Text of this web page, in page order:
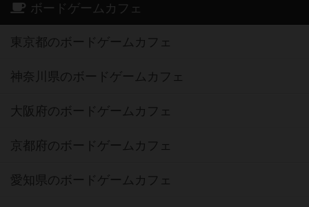
ボードゲームカフェ
東京都のボードゲームカフェ
神奈川県のボードゲームカフェ
大阪府のボードゲームカフェ
京都府のボードゲームカフェ
愛知県のボードゲームカフェ